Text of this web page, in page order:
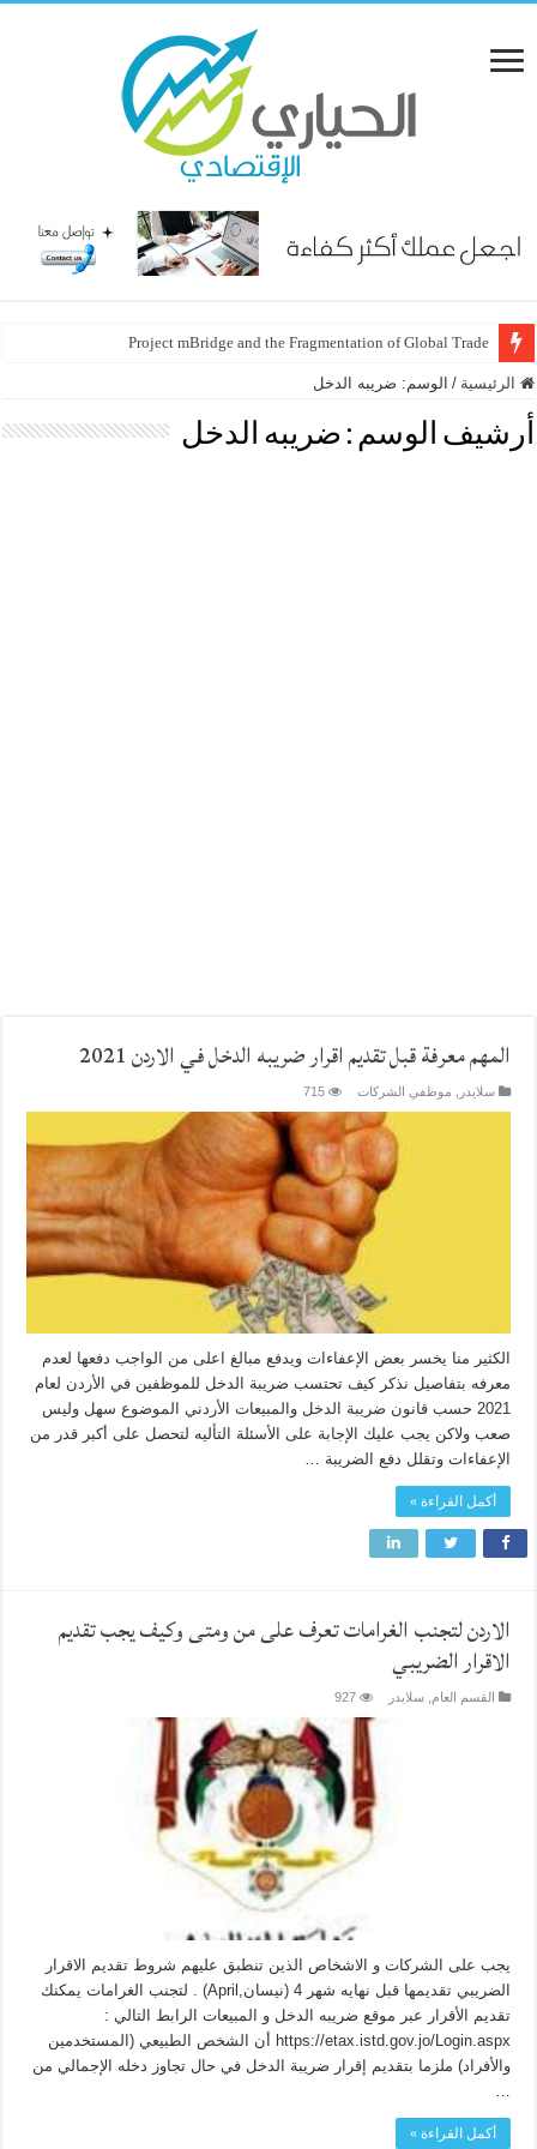
Project mBridge and the Fragmentation of Global Trade
الرئيسية / الوسم: ضريبه الدخل
أرشيف الوسم : ضريبه الدخل
المهم معرفة قبل تقديم اقرار ضريبه الدخل في الاردن 2021
سلايدر موظفي الشركات 715
الكثير منا يخسر بعض الإعفاءات ويدفع مبالغ اعلى من الواجب دفعها لعدم
معرفه بتفاصيل نذكر كيف تحتسب ضريبة الدخل للموظفين في الأردن لعام
2021 حسب قانون ضريبة الدخل والمبيعات الأردني الموضوع سهل وليس
صعب ولاكن يجب عليك الإجابة على الأسئلة التأليه لتحصل على أكبر قدر من
الإعفاءات وتقلل دفع الضريبة …
أكمل القراءة »
الاردن لتجنب الغرامات تعرف على من ومتى وكيف يجب تقديم
الاقرار الضريبي
القسم العام سلايدر 927
يجب على الشركات و الاشخاص الذين تنطبق عليهم شروط تقديم الاقرار
الضريبي تقديمها قبل نهايه شهر 4 (نيسان,April) . لتجنب الغرامات يمكنك
تقديم الأقرار عبر موقع ضريبه الدخل و المبيعات الرابط التالي :
https://etax.istd.gov.jo/Login.aspx أن الشخص الطبيعي (المستخدمين
والأفراد) ملزما بتقديم إقرار ضريبة الدخل في حال تجاوز دخله الإجمالي من
أكمل القراءة »